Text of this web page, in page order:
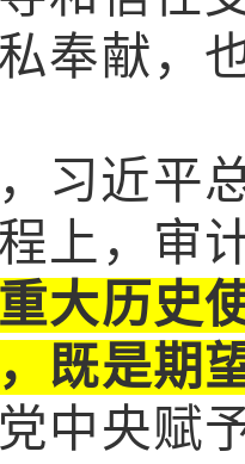
奉献，
习近平
上，审
大历史
既是期
中央赋